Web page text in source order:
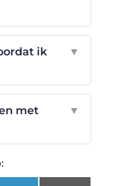
ik
▼
met
▼